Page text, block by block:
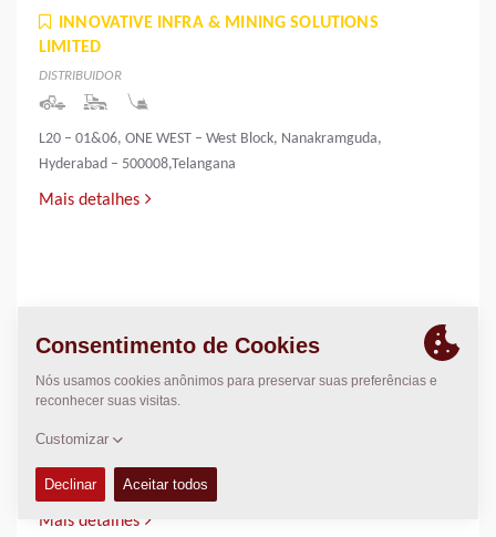
INNOVATIVE INFRA & MINING SOLUTIONS
LIMITED
DISTRIBUIDOR
L20 – 01&06, ONE WEST – West Block, Nanakramguda,
Hyderabad – 500008,Telangana
Mais detalhes
INNOVATIVE INFRA & MINING SOLUTIONS
DISTRIBUIDOR
P.O.,PERAMBAVOOR,ERNAKULAM DIST-683548
Mais detalhes